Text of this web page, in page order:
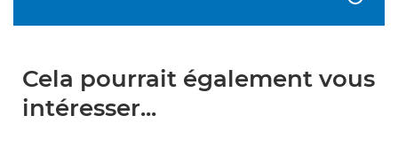
Cela pourrait également vous
intéresser...